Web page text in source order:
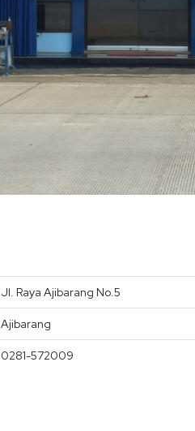
Jl. Raya Ajibarang No.5
Ajibarang
0281-572009